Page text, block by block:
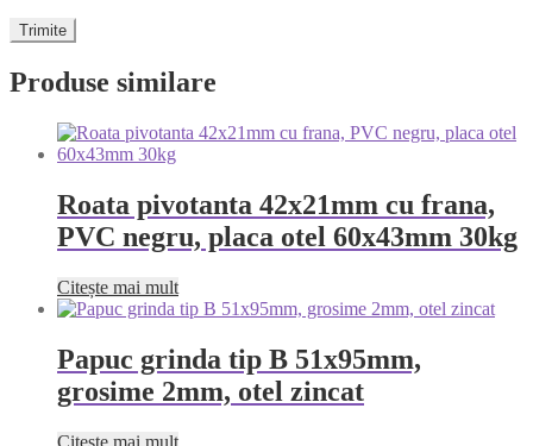
Produse similare
Roata pivotanta 42x21mm cu frana,
PVC negru, placa otel 60x43mm 30kg
Citește mai mult
Papuc grinda tip B 51x95mm,
grosime 2mm, otel zincat
Citește mai mult